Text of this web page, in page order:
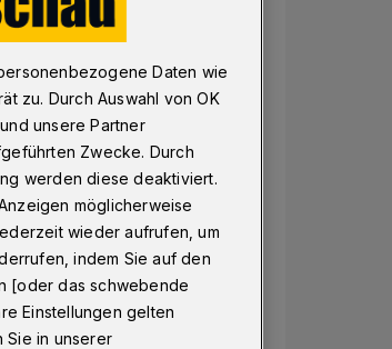
Daten wie
zu. Durch Auswahl von OK
unsere Partner
Zwecke. Durch
werden diese deaktiviert.
möglicherweise
wieder aufrufen, um
indem Sie auf den
[oder das schwebende
Einstellungen gelten
Sie in unserer